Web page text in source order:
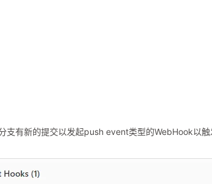
支有新的提交以发起push event类型的WebHook以触